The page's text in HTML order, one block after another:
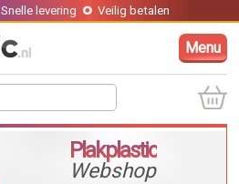
Snelle levering Veilig betalen
Menu
Plakplastic
Webshop